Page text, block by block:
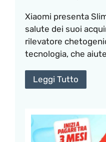
Xiaomi presenta
salute dei suoi
rilevatore
tecnologia, che
Leggi Tutto